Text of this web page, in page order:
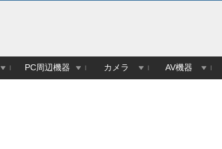
PC周辺機器 カメラ AV機器